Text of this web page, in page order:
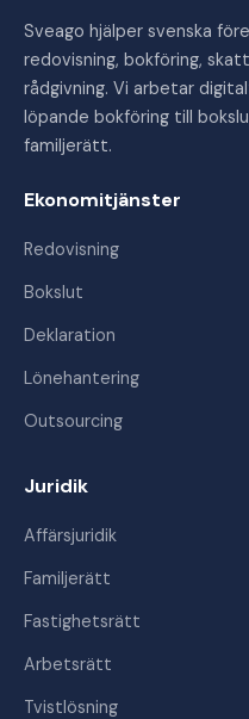
Sveago hjälper svenska
redovisning, bokföring,
rådgivning. Vi arbetar
löpande bokföring till
familjerätt.
Ekonomitjänster
Redovisning
Bokslut
Deklaration
Lönehantering
Outsourcing
Juridik
Affärsjuridik
Familjerätt
Fastighetsrätt
Arbetsrätt
Tvistlösning